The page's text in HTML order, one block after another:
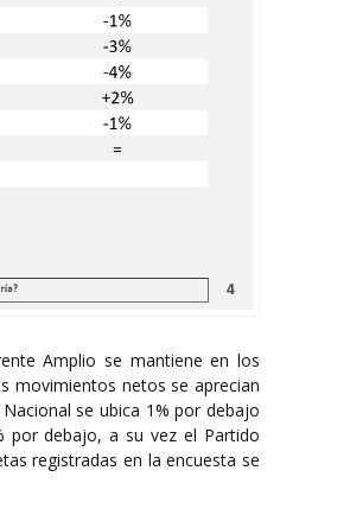
Amplio se mantiene en los
movimientos netos se aprecian
se ubica 1% por debajo
por debajo, a su vez el Partido
registradas en la encuesta se